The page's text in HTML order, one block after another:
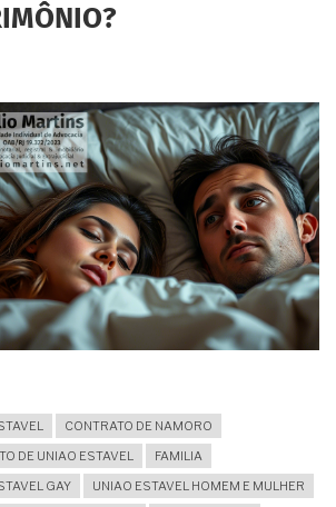
CONTRATO DE NAMORO
DE UNIAO ESTAVEL
FAMILIA
GAY
UNIAO ESTAVEL HOMEM E MULHER